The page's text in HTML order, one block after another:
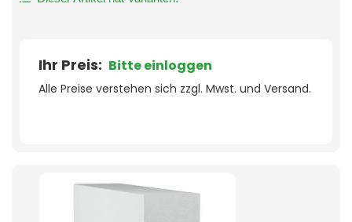
Ihr Preis: Bitte einloggen
Alle Preise verstehen sich zzgl. Mwst. und Versand.